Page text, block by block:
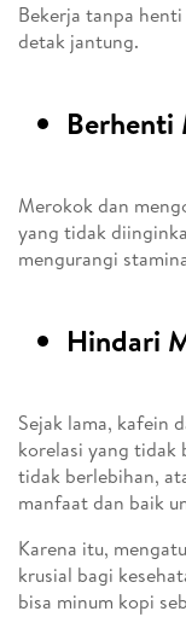
Bekerja tanpa
detak jantung.
Berhenti
Merokok dan
yang tidak
mengurangi
Hindari
Sejak lama, kafein
korelasi yang tidak
tidak berlebihan,
manfaat dan baik
Karena itu,
krusial bagi
bisa minum kopi